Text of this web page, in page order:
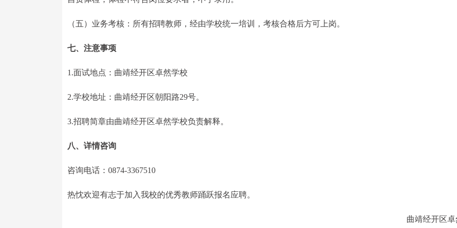
（五）业务考核：所有招聘教师，经由学校统一培训，考核合格后方可上岗。
七、注意事项
1.面试地点：曲靖经开区卓然学校
2.学校地址：曲靖经开区朝阳路29号。
3.招聘简章由曲靖经开区卓然学校负责解释。
八、详情咨询
咨询电话：0874-3367510
热忱欢迎有志于加入我校的优秀教师踊跃报名应聘。
曲靖经开区